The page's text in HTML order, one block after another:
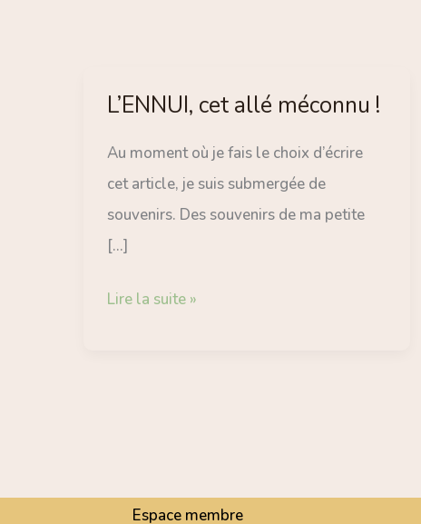
L’ENNUI, cet allé méconnu !
Au moment où je fais le choix d’écrire
cet article, je suis submergée de
souvenirs. Des souvenirs de ma petite
[…]
L’ENNUI,
Lire la suite »
Espace membre